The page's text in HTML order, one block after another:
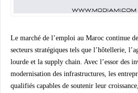
Le marché de l’emploi au Maroc continue
secteurs stratégiques tels que l’hôtellerie,
lourde et la supply chain. Avec l’essor des
modernisation des infrastructures, les
qualifiés capables de soutenir leur